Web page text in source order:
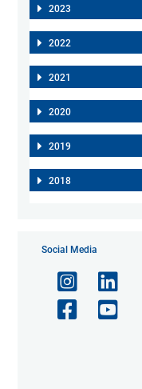
2023
2022
2021
2020
2019
2018
Social Media